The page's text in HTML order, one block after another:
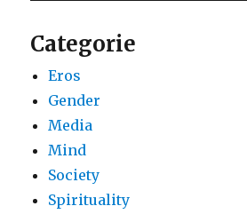
Categorie
Eros
Gender
Media
Mind
Society
Spirituality